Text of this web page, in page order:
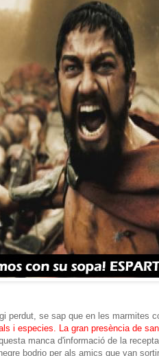
perdut, se sap que en les marmites
i especies. La gran presència de
manca d'informació de la
bodrio per als amics que van